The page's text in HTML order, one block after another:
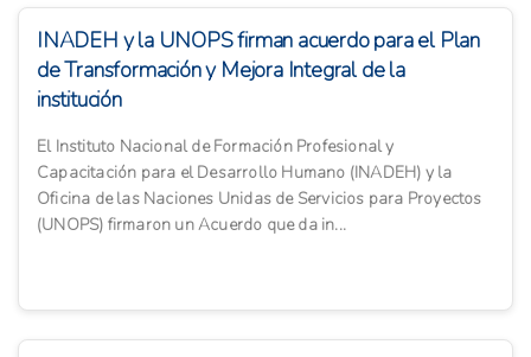
INADEH y la UNOPS firman acuerdo para el Plan
de Transformación y Mejora Integral de la
institución
El Instituto Nacional de Formación Profesional y
Capacitación para el Desarrollo Humano (INADEH) y la
Oficina de las Naciones Unidas de Servicios para Proyectos
(UNOPS) firmaron un Acuerdo que da in...